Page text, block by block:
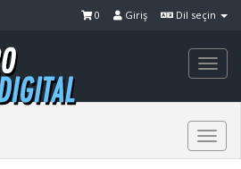
Dil seçin
Giriş
0